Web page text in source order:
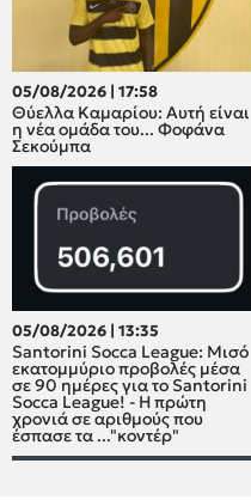
05/08/2026 | 17:58
Θύελλα Καμαρίου: Αυτή είναι
η νέα ομάδα του... Φοφάνα
Σεκούμπα
05/08/2026 | 13:35
Santorini Socca League: Μισό
εκατομμύριο προβολές μέσα
σε 90 ημέρες για το Santorini
Socca League! - Η πρώτη
χρονιά σε αριθμούς που
έσπασε τα ..."κοντέρ"